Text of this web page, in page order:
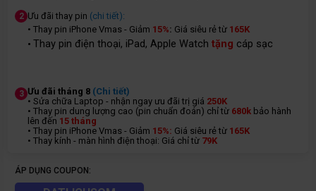
2 Ưu đãi thay pin (chi tiết):
• Thay pin iPhone Vmas - Giảm 15%: Giá siêu rẻ từ 165K
• Thay pin điện thoại, iPad, Apple Watch tặng cáp sạc
3 Ưu đãi tháng 8 (Chi tiết)
• Sửa chữa Laptop - nhận ngay ưu đãi trị giá 250K
• Thay pin dung lượng cao (pin chuẩn đoán) chỉ từ 680k bảo hành
lên đến 15 tháng
• Thay pin iPhone Vmas - Giảm 15%: Giá siêu rẻ từ 165K
• Thay kính - màn hình điện thoại: Giá chỉ từ 79K
ÁP DỤNG COUPON: